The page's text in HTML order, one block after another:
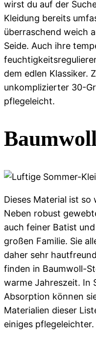
wirst du auf der
Kleidung bereits
überraschend weich
Seide. Auch ihre
dem edlen Klassiker.
unkomplizierter 30-
pflegeleicht.
Dieses Material ist
Neben robust
auch feiner Batist
großen Familie. Sie
daher sehr
finden in Baumwoll-
warme Jahreszeit. In
Absorption können
Materialien dieser
einiges pflegeleichter.